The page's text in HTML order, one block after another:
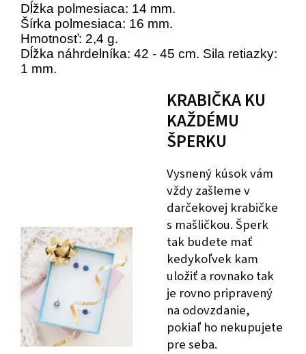
Dĺžka polmesiaca: 14 mm.
Šírka polmesiaca: 16 mm.
Hmotnosť: 2,4 g.
Dĺžka náhrdelníka: 42 - 45 cm. Sila retiazky:
1 mm.
KRABIČKA KU
KAŽDÉMU
ŠPERKU
Vysnený kúsok vám
vždy zašleme v
darčekovej krabičke
s mašličkou. Šperk
tak budete mať
kedykoľvek kam
uložiť a rovnako tak
je rovno pripravený
na odovzdanie,
pokiaľ ho nekupujete
pre seba.